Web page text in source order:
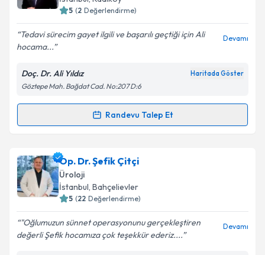
kapsamda işlenmesini kabul ediyorum.
Takvim Talebini Gönder
5 (2 Değerlendirme)
Tedavi sürecim gayet ilgili ve başarılı geçtiği için Ali
hocama...
Devamı
Doç. Dr. Ali Yıldız Haritada Göster
Göztepe Mah. Bağdat Cad. No:207 D:6
Randevu Talep Et
Randevu Takvimi Talebi
Doç. Dr. Ali Yıldıziçin randevu takvimi talebi
oluşturun. Size bu uzmandan randevu almanız için bir
takvim hazırlandığında e-posta ile bilgilendireceğiz.
Op. Dr. Şefik Çitçi
Üroloji
İstanbul, Bahçelievler
5 (22 Değerlendirme)
"Oğlumuzun sünnet operasyonunu gerçekleştiren
değerli Şefik hocamıza çok teşekkür ederiz....
Devamı